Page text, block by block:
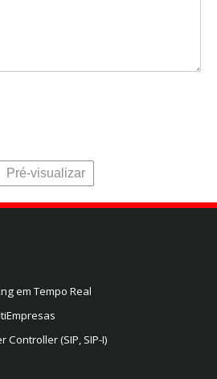
em Tempo Real
Controller (SIP, SIP-I)